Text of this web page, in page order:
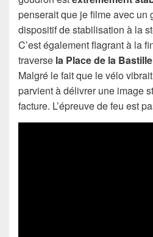
penserait que je filme avec un
dispositif de stabilisation à la
C’est également flagrant à la
traverse la Place de la
Malgré le fait que le vélo
parvient à délivrer une image
facture. L’épreuve de feu est